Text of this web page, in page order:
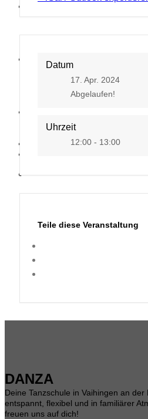
Termine
Datum
17. Apr. 2024
Abgelaufen!
Uhrzeit
12:00 - 13:00
Teile diese Veranstaltung
DANZA
Deine Tanzschule in Vaihingen an
entspannt, flexibel und in familiärer
freuen uns auf dich!